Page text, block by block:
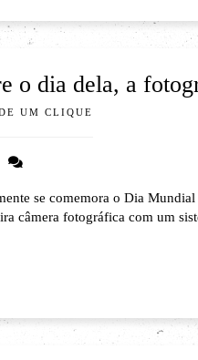
o dia dela, a
UM CLIQUE
se comemora o Dia
câmera fotográfica com um